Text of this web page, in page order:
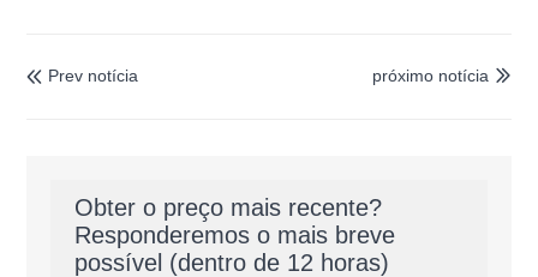
 Prev notícia 
próximo notícia
Obter o preço mais recente?
Responderemos o mais breve
possível (dentro de 12 horas)